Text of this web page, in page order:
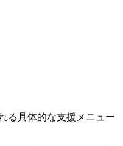
る具体的な支援メニュー